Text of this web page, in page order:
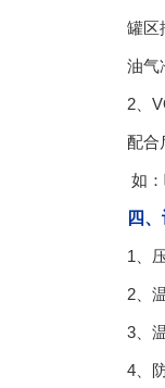
罐区
油气
2、
配合
如
四
1、
2、
3、
4、